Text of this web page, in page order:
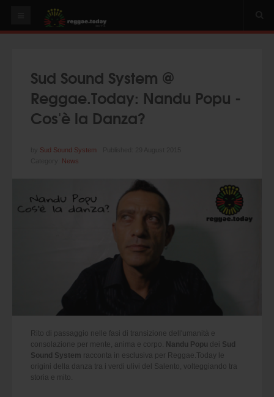
PLAY & MIX
SUGGEST AN EVENT
Sud Sound System @
Reggae.Today: Nandu Popu -
Cos'è la Danza?
Sud Sound System
News
Rito di passaggio nelle fasi di transizione dell'umanità e
consolazione per mente, anima e corpo. Nandu Popu dei Sud
Sound System racconta in esclusiva per Reggae.Today le
origini della danza tra i verdi ulivi del Salento, volteggiando tra
storia e mito.